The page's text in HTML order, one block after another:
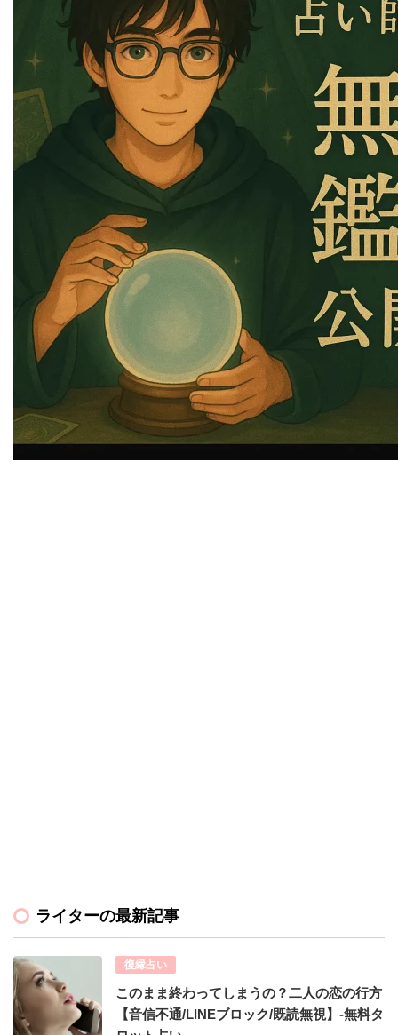
ライターの最新記事
復縁占い
このまま終わってしまうの？二人の恋の行方
【音信不通/LINEブロック/既読無視】-無料タ